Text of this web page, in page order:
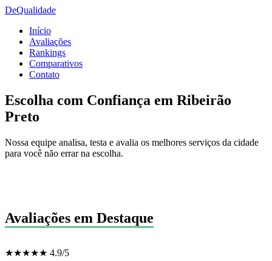
DeQualidade
Início
Avaliações
Rankings
Comparativos
Contato
Escolha com Confiança em Ribeirão
Preto
Nossa equipe analisa, testa e avalia os melhores serviços da cidade
para você não errar na escolha.
Avaliações em Destaque
★★★★★ 4.9/5